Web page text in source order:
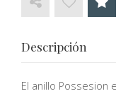
Descripción
El anillo Possesion